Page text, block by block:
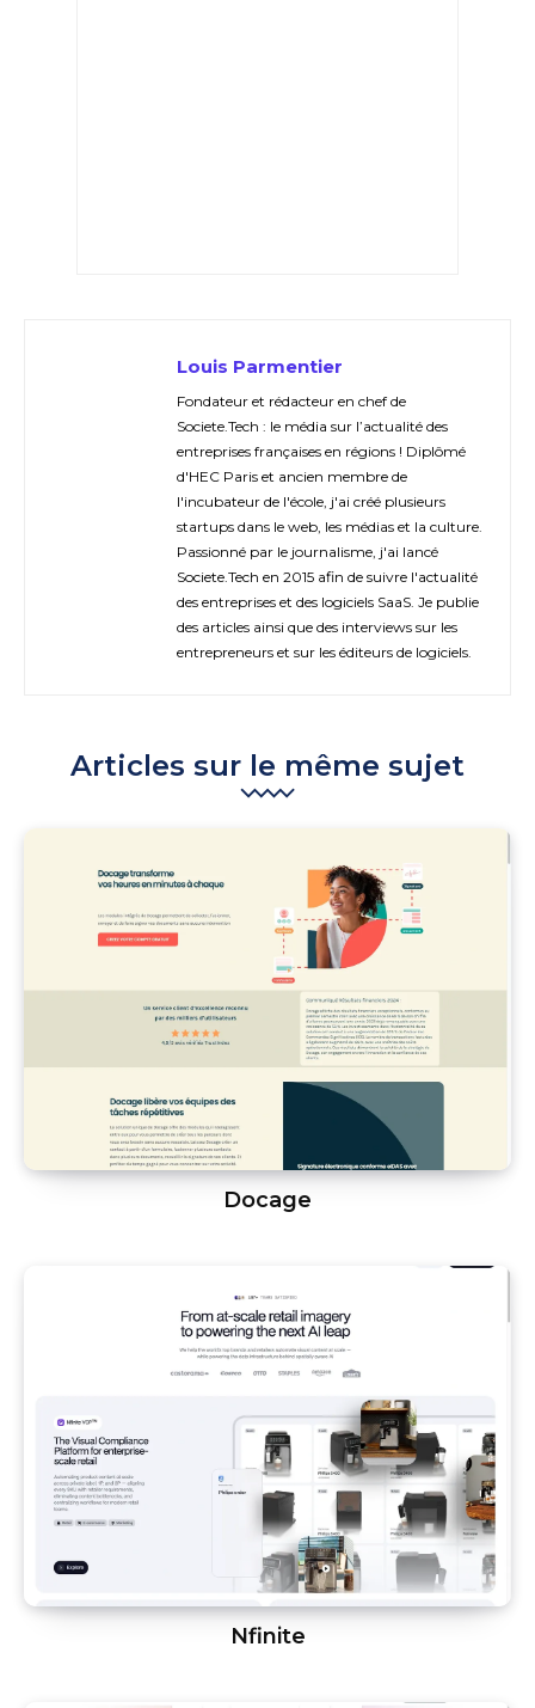
Louis Parmentier
Fondateur et rédacteur en chef de
Societe.Tech : le média sur l’actualité des
entreprises françaises en régions ! Diplômé
d'HEC Paris et ancien membre de
l'incubateur de l'école, j'ai créé plusieurs
startups dans le web, les médias et la culture.
Passionné par le journalisme, j'ai lancé
Societe.Tech en 2015 afin de suivre l'actualité
des entreprises et des logiciels SaaS. Je publie
des articles ainsi que des interviews sur les
entrepreneurs et sur les éditeurs de logiciels.
Articles sur le même sujet
Docage
Nfinite